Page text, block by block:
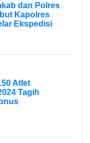
dan Polres
Kapolres
Ekspedisi
Atlet
Tagih